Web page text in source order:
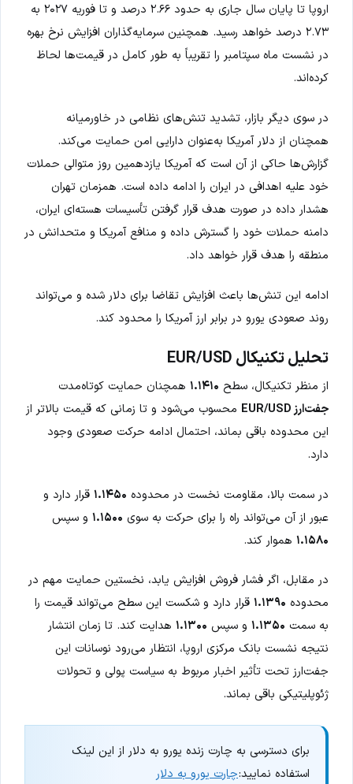
اروپا تا پایان سال جاری به حدود ۲.۶۶ درصد و تا فوریه ۲۰۲۷ به
۲.۷۳ درصد خواهد رسید. همچنین سرمایه‌گذاران افزایش نرخ بهره
در نشست ماه سپتامبر را تقریباً به طور کامل در قیمت‌ها لحاظ
کرده‌اند.
در سوی دیگر بازار، تشدید تنش‌های نظامی در خاورمیانه
همچنان از دلار آمریکا به‌عنوان دارایی امن حمایت می‌کند.
گزارش‌ها حاکی از آن است که آمریکا یازدهمین روز متوالی حملات
خود علیه اهدافی در ایران را ادامه داده است. همزمان تهران
هشدار داده در صورت هدف قرار گرفتن تأسیسات هسته‌ای ایران،
دامنه حملات خود را گسترش داده و منافع آمریکا و متحدانش در
منطقه را هدف قرار خواهد داد.
ادامه این تنش‌ها باعث افزایش تقاضا برای دلار شده و می‌تواند
روند صعودی یورو در برابر ارز آمریکا را محدود کند.
تحلیل تکنیکال EUR/USD
از منظر تکنیکال، سطح ۱.۱۴۱۰ همچنان حمایت کوتاه‌مدت
جفت‌ارز EUR/USD
محسوب می‌شود و تا زمانی که قیمت بالاتر از
این محدوده باقی بماند، احتمال ادامه حرکت صعودی وجود
دارد.
در سمت بالا، مقاومت نخست در محدوده ۱.۱۴۵۰ قرار دارد و
عبور از آن می‌تواند راه را برای حرکت به سوی ۱.۱۵۰۰ و سپس
۱.۱۵۸۰ هموار کند.
در مقابل، اگر فشار فروش افزایش یابد، نخستین حمایت مهم در
محدوده ۱.۱۳۹۰ قرار دارد و شکست این سطح می‌تواند قیمت را
به سمت ۱.۱۳۵۰ و سپس ۱.۱۳۰۰ هدایت کند. تا زمان انتشار
نتیجه نشست بانک مرکزی اروپا، انتظار می‌رود نوسانات این
جفت‌ارز تحت تأثیر اخبار مربوط به سیاست پولی و تحولات
ژئوپلیتیکی باقی بماند.
برای دسترسی به چارت زنده یورو به دلار از این لینک
استفاده نمایید:چارت یورو به دلار